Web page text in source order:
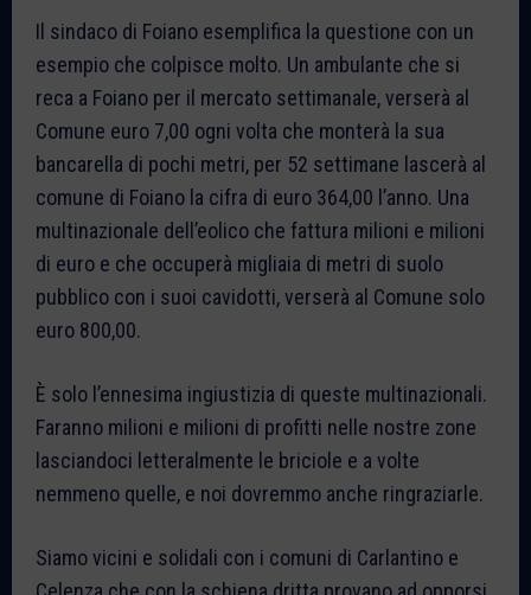
Il sindaco di Foiano esemplifica la questione con un
esempio che colpisce molto. Un ambulante che si
reca a Foiano per il mercato settimanale, verserà al
Comune euro 7,00 ogni volta che monterà la sua
bancarella di pochi metri, per 52 settimane lascerà al
comune di Foiano la cifra di euro 364,00 l’anno. Una
multinazionale dell’eolico che fattura milioni e milioni
di euro e che occuperà migliaia di metri di suolo
pubblico con i suoi cavidotti, verserà al Comune solo
euro 800,00.
È solo l’ennesima ingiustizia di queste multinazionali.
Faranno milioni e milioni di profitti nelle nostre zone
lasciandoci letteralmente le briciole e a volte
nemmeno quelle, e noi dovremmo anche ringraziarle.
Siamo vicini e solidali con i comuni di Carlantino e